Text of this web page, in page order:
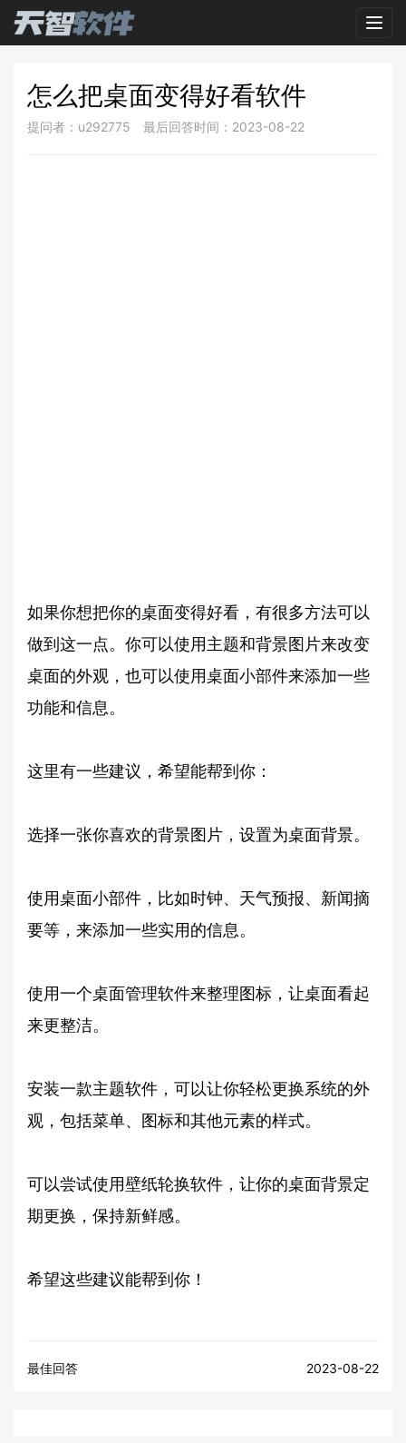
怎么把桌面变得好看软件
提问者：u292775 最后回答时间：2023-08-22
如果你想把你的桌面变得好看，有很多方法可以
做到这一点。你可以使用主题和背景图片来改变
桌面的外观，也可以使用桌面小部件来添加一些
功能和信息。
这里有一些建议，希望能帮到你：
选择一张你喜欢的背景图片，设置为桌面背景。
使用桌面小部件，比如时钟、天气预报、新闻摘
要等，来添加一些实用的信息。
使用一个桌面管理软件来整理图标，让桌面看起
来更整洁。
安装一款主题软件，可以让你轻松更换系统的外
观，包括菜单、图标和其他元素的样式。
可以尝试使用壁纸轮换软件，让你的桌面背景定
期更换，保持新鲜感。
希望这些建议能帮到你！
最佳回答 2023-08-22